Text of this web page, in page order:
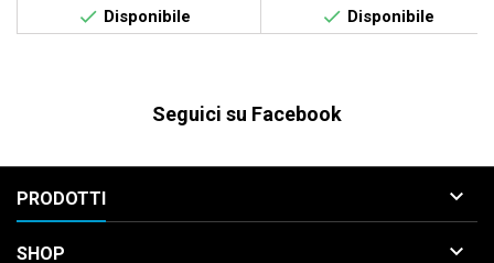
 Disponibile  Disponibile
Seguici su Facebook
PRODOTTI 
SHOP 